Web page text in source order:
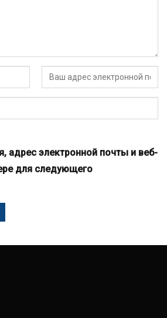
адрес электронной почты и веб-
для следующего